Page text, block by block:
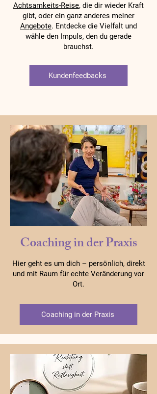
Achtsamkeits-Reise, die dir wieder Kraft
gibt, oder ein ganz anderes meiner
Angebote. Entdecke die Vielfalt und
wähle den Impuls, den du gerade
brauchst.
Kundenfeedbacks
Coaching in der Praxis
Hier geht es um dich – persönlich, direkt
und mit Raum für echte Veränderung vor
Ort.
Coaching in der Praxis